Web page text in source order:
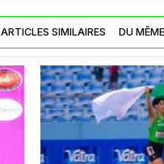
ARTICLES SIMILAIRES DU